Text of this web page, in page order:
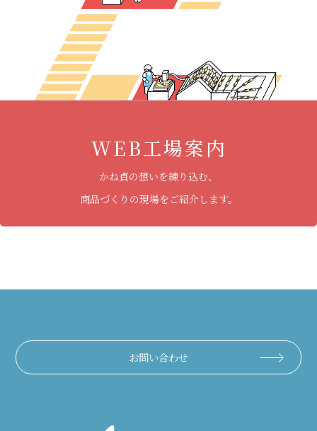
WEB工場案内
かね貞の想いを練り込む、
商品づくりの現場をご紹介します。
お問い合わせ